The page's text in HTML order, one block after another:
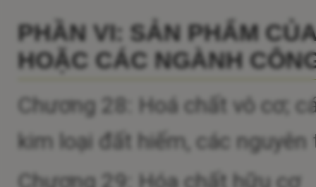
PHẦN VI: SẢN PHẨM
HOẶC CÁC NGÀNH
Chương 28: Hoá chất vô cơ;
kim loại đất hiếm, các
Chương 29: Hóa chất hữu cơ